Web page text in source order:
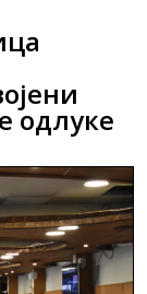
одлуке